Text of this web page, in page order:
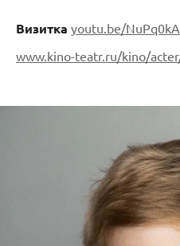
Визитка youtu.be/
www.kino-teatr.ru/kino/